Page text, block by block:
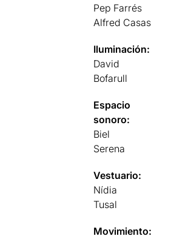
Pep Farrés
Alfred Casas
Iluminación:
David
Bofarull
Espacio
sonoro:
Biel
Serena
Vestuario:
Nídia
Tusal
Movimiento: